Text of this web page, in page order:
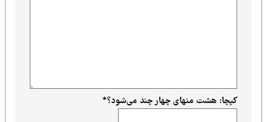
کپچا: هشت منهای چهار چند می‌شود؟*